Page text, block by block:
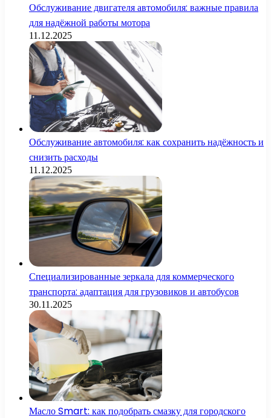
Обслуживание двигателя автомобиля: важные правила
для надёжной работы мотора
11.12.2025
Обслуживание автомобиля: как сохранить надёжность и
снизить расходы
11.12.2025
Специализированные зеркала для коммерческого
транспорта: адаптация для грузовиков и автобусов
30.11.2025
Масло Smart: как подобрать смазку для городского